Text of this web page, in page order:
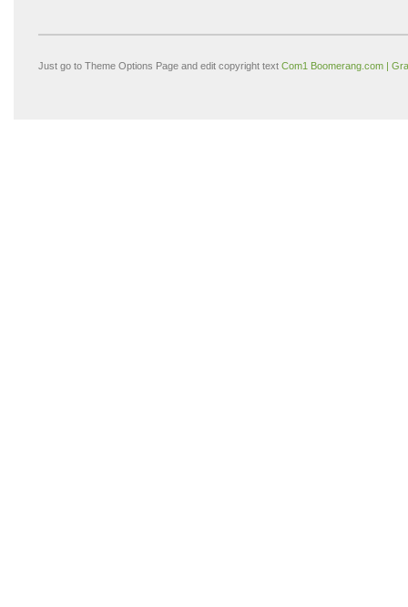
Just go to Theme Options Page and edit copyright text Com1 Boomerang.com |